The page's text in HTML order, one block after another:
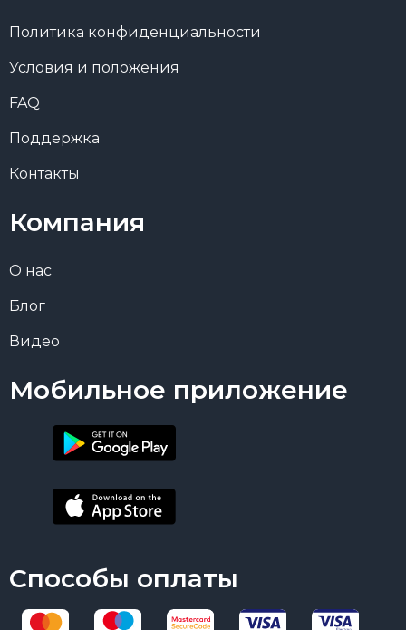
Политика конфиденциальности
Условия и положения
FAQ
Поддержка
Контакты
Компания
О нас
Блог
Видео
Мобильное приложение
Способы оплаты